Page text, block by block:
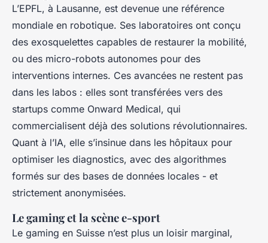
L’EPFL, à Lausanne, est devenue une référence
mondiale en robotique. Ses laboratoires ont conçu
des exosquelettes capables de restaurer la mobilité,
ou des micro-robots autonomes pour des
interventions internes. Ces avancées ne restent pas
dans les labos : elles sont transférées vers des
startups comme Onward Medical, qui
commercialisent déjà des solutions révolutionnaires.
Quant à l’IA, elle s’insinue dans les hôpitaux pour
optimiser les diagnostics, avec des algorithmes
formés sur des bases de données locales - et
strictement anonymisées.
Le gaming et la scène e-sport
Le gaming en Suisse n’est plus un loisir marginal,